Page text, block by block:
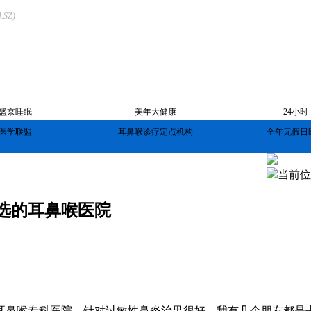
京睡眠
学联盟
美年大健康
耳鼻喉诊疗定点机构
24小时
全年无假日
当前
的耳鼻喉医院